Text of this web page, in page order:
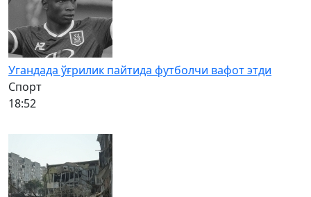
Угандада ўғрилик пайтида футболчи вафот этди
Спорт
18:52